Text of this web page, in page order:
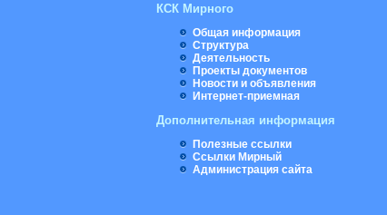
КСК Мирного
Общая информация
Структура
Деятельность
Проекты документов
Новости и объявления
Интернет-приемная
Дополнительная информация
Полезные ссылки
Ссылки Мирный
Администрация сайта